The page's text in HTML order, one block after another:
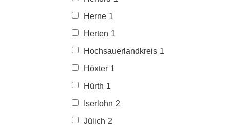
Herne 1
Herten 1
Hochsauerlandkreis 1
Höxter 1
Hürth 1
Iserlohn 2
Jülich 2